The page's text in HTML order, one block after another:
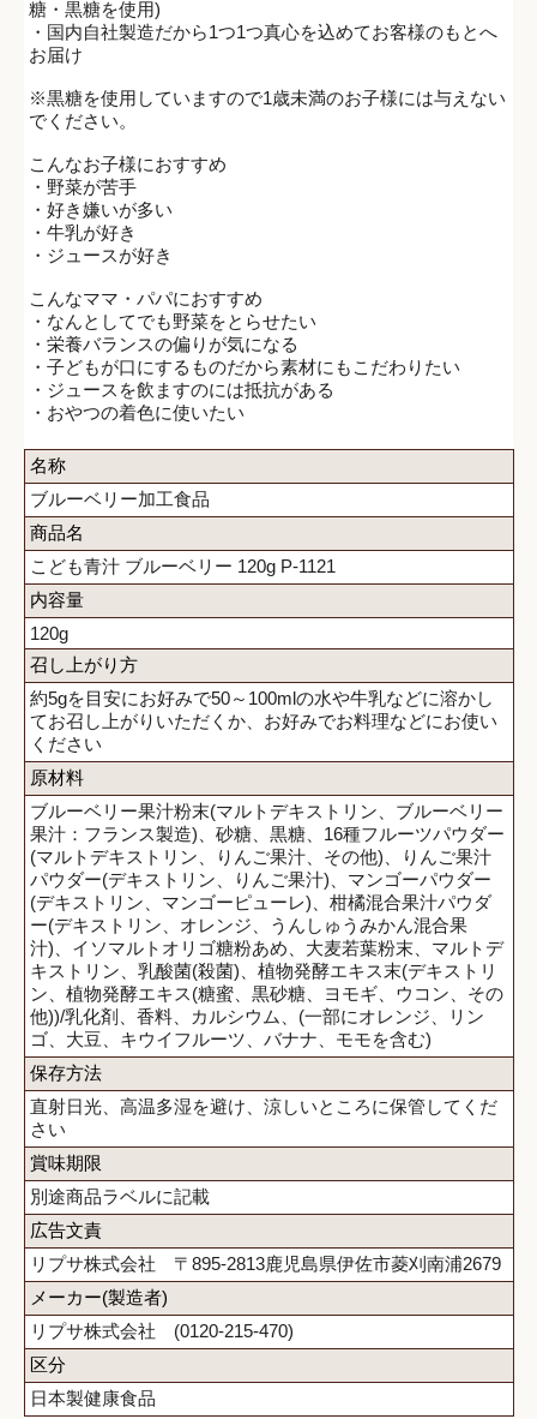
糖・黒糖を使用)
・国内自社製造だから1つ1つ真心を込めてお客様のもとへ
お届け
※黒糖を使用していますので1歳未満のお子様には与えない
でください。
こんなお子様におすすめ
・野菜が苦手
・好き嫌いが多い
・牛乳が好き
・ジュースが好き
こんなママ・パパにおすすめ
・なんとしてでも野菜をとらせたい
・栄養バランスの偏りが気になる
・子どもが口にするものだから素材にもこだわりたい
・ジュースを飲ますのには抵抗がある
・おやつの着色に使いたい
名称
ブルーベリー加工食品
商品名
こども青汁 ブルーベリー 120g P-1121
内容量
120g
召し上がり方
約5gを目安にお好みで50～100mlの水や牛乳などに溶かし
てお召し上がりいただくか、お好みでお料理などにお使い
ください
原材料
ブルーベリー果汁粉末(マルトデキストリン、ブルーベリー
果汁：フランス製造)、砂糖、黒糖、16種フルーツパウダー
(マルトデキストリン、りんご果汁、その他)、りんご果汁
パウダー(デキストリン、りんご果汁)、マンゴーパウダー
(デキストリン、マンゴーピューレ)、柑橘混合果汁パウダ
ー(デキストリン、オレンジ、うんしゅうみかん混合果
汁)、イソマルトオリゴ糖粉あめ、大麦若葉粉末、マルトデ
キストリン、乳酸菌(殺菌)、植物発酵エキス末(デキストリ
ン、植物発酵エキス(糖蜜、黒砂糖、ヨモギ、ウコン、その
他))/乳化剤、香料、カルシウム、(一部にオレンジ、リン
ゴ、大豆、キウイフルーツ、バナナ、モモを含む)
保存方法
直射日光、高温多湿を避け、涼しいところに保管してくだ
さい
賞味期限
別途商品ラベルに記載
広告文責
リプサ株式会社 〒895-2813鹿児島県伊佐市菱刈南浦2679
メーカー(製造者)
リプサ株式会社 (0120-215-470)
区分
日本製健康食品